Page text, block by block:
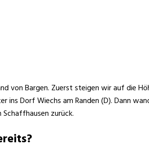
von Bargen. Zuerst steigen wir auf die
ins Dorf Wiechs am Randen (D). Dann
Schaffhausen zurück.